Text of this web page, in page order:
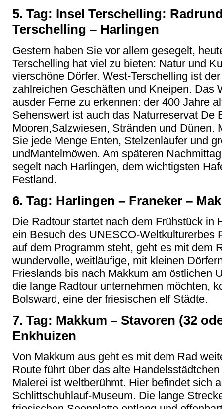
5. Tag: Insel Terschelling:
Terschelling – Harlingen
Gestern haben Sie vor allem gesegelt,
Terschelling hat viel zu bieten: Natur und
vierschöne Dörfer. West-Terschelling ist
zahlreichen Geschäften und Kneipen. Das
ausder Ferne zu erkennen: der 400 Jahre
Sehenswert ist auch das Naturreservat De
Mooren,Salzwiesen, Stränden und Dünen.
Sie jede Menge Enten, Stelzenläufer und
undMantelmöwen. Am späteren
segelt nach Harlingen, dem wichtigsten
Festland.
6. Tag: Harlingen – Franeker –
Die Radtour startet nach dem Frühstück in
ein Besuch des UNESCO-Weltkulturerbes
auf dem Programm steht, geht es mit dem
wundervolle, weitläufige, mit kleinen
Frieslands bis nach Makkum am östlichen
die lange Radtour unternehmen möchten,
Bolsward, eine der friesischen elf Städte.
7. Tag: Makkum – Stavoren (32
Enkhuizen
Von Makkum aus geht es mit dem Rad
Route führt über das alte
Malerei ist weltberühmt. Hier befindet sich
Schlittschuhlauf-Museum. Die lange